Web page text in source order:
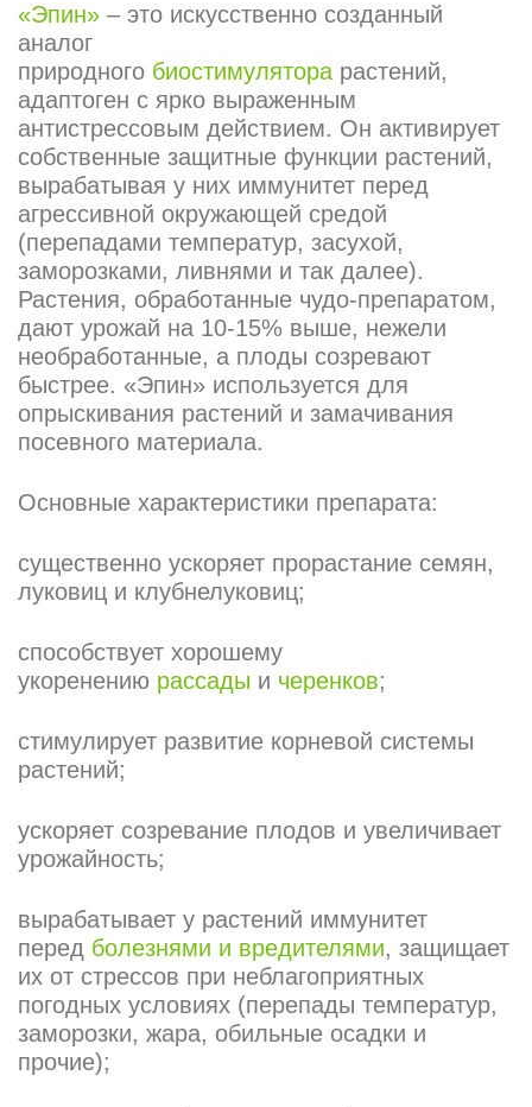
«Эпин» – это искусственно созданный
аналог
природного биостимулятора растений,
адаптоген с ярко выраженным
антистрессовым действием. Он активирует
собственные защитные функции растений,
вырабатывая у них иммунитет перед
агрессивной окружающей средой
(перепадами температур, засухой,
заморозками, ливнями и так далее).
Растения, обработанные чудо-препаратом,
дают урожай на 10-15% выше, нежели
необработанные, а плоды созревают
быстрее. «Эпин» используется для
опрыскивания растений и замачивания
посевного материала.
Основные характеристики препарата:
существенно ускоряет прорастание семян,
луковиц и клубнелуковиц;
способствует хорошему
укоренению рассады и черенков;
стимулирует развитие корневой системы
растений;
ускоряет созревание плодов и увеличивает
урожайность;
вырабатывает у растений иммунитет
перед болезнями и вредителями, защищает
их от стрессов при неблагоприятных
погодных условиях (перепады температур,
заморозки, жара, обильные осадки и
прочие);